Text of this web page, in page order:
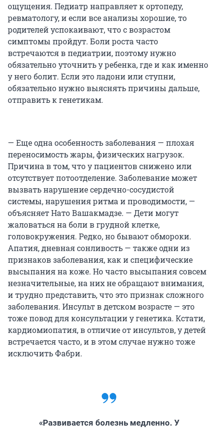
ощущения. Педиатр направляет к ортопеду,
ревматологу, и если все анализы хорошие, то
родителей успокаивают, что с возрастом
симптомы пройдут. Боли роста часто
встречаются в педиатрии, поэтому нужно
обязательно уточнить у ребенка, где и как именно
у него болит. Если это ладони или ступни,
обязательно нужно выяснять причины дальше,
отправить к генетикам.
— Еще одна особенность заболевания — плохая
переносимость жары, физических нагрузок.
Причина в том, что у пациентов снижено или
отсутствует потоотделение. Заболевание может
вызвать нарушение сердечно-сосудистой
системы, нарушения ритма и проводимости, —
объясняет Нато Вашакмадзе. — Дети могут
жаловаться на боли в грудной клетке,
головокружения. Редко, но бывают обмороки.
Апатия, дневная сонливость — также одни из
признаков заболевания, как и специфические
высыпания на коже. Но часто высыпания совсем
незначительные, на них не обращают внимания,
и трудно представить, что это признак сложного
заболевания. Инсульт в детском возрасте — это
тоже повод для консультации у генетика. Кстати,
кардиомиопатия, в отличие от инсультов, у детей
встречается часто, и в этом случае нужно тоже
исключить Фабри.
«Развивается болезнь медленно. У